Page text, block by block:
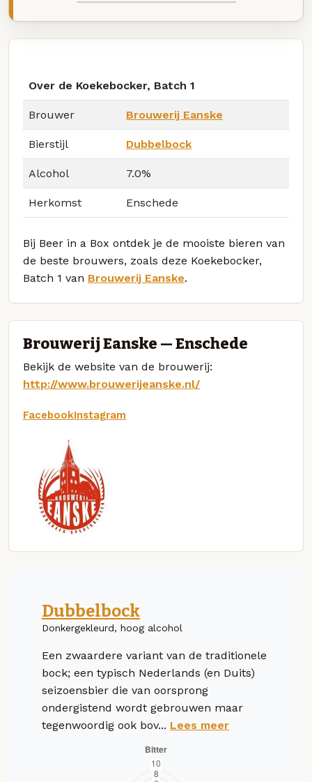
Over de Koekebocker, Batch 1
Brouwer Brouwerij Eanske
Bierstijl Dubbelbock
Alcohol 7.0%
Herkomst Enschede
Bij Beer in a Box ontdek je de mooiste bieren van
de beste brouwers, zoals deze Koekebocker,
Batch 1 van Brouwerij Eanske.
Brouwerij Eanske — Enschede
Bekijk de website van de brouwerij:
http://www.brouwerijeanske.nl/
FacebookInstagram
Dubbelbock
Donkergekleurd, hoog alcohol
Een zwaardere variant van de traditionele
bock; een typisch Nederlands (en Duits)
seizoensbier die van oorsprong
ondergistend wordt gebrouwen maar
tegenwoordig ook bov... Lees meer